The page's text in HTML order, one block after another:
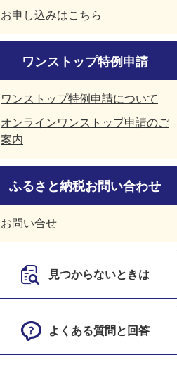
お申し込みはこちら
ワンストップ特例申請
ワンストップ特例申請について
オンラインワンストップ申請のご
案内
ふるさと納税お問い合わせ
お問い合せ
見つからないときは
よくある質問と回答